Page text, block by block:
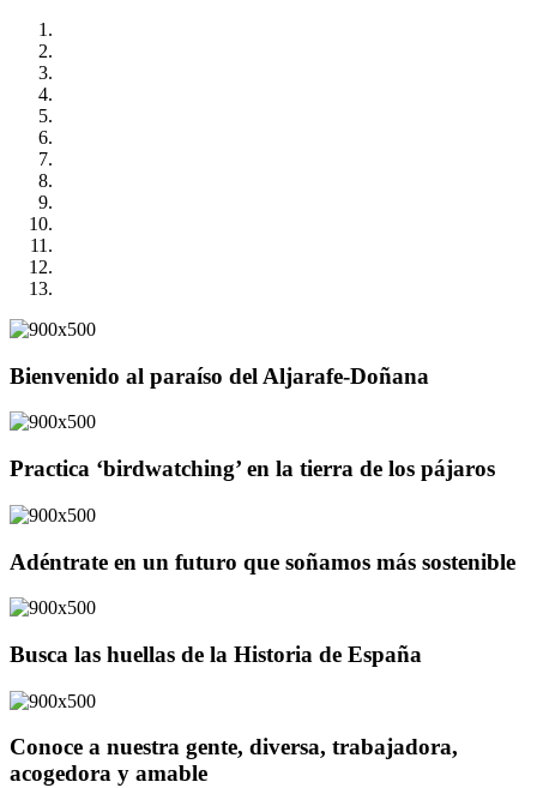
Bienvenido al paraíso del Aljarafe-Doñana
Practica ‘birdwatching’ en la tierra de los pájaros
Adéntrate en un futuro que soñamos más sostenible
Busca las huellas de la Historia de España
Conoce a nuestra gente, diversa, trabajadora,
acogedora y amable